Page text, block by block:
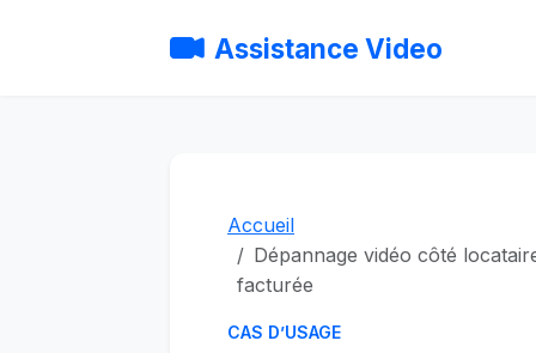
Assistance Video
Accueil
Dépannage vidéo côté
facturée
CAS D’USAGE